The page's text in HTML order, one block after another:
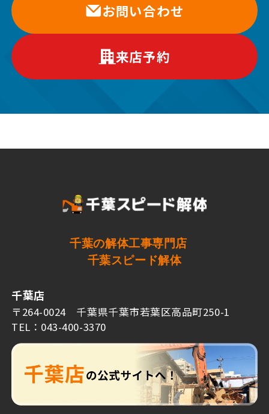
お問い合わせ
来店予約
千葉の解体工事専門店
千葉スピード解体
千葉店
〒264-0024 千葉県千葉市若葉区高品町250-1
TEL：043-400-3370